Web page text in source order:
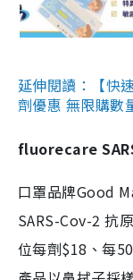
延伸閱讀：【快
劑優惠 無限購
fluorecare
口罩品牌Good
SARS-Cov-2 抗
位每劑$18、每